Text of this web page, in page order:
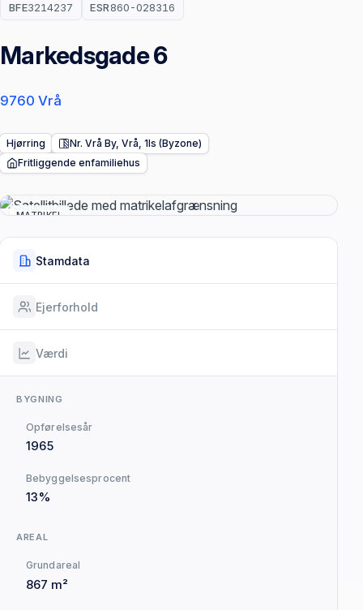
BFE3214237 ESR860-028316
Markedsgade 6
9760 Vrå
Hjørring
Nr. Vrå By, Vrå, 1ls (Byzone)
Fritliggende enfamiliehus
MATRIKEL
Stamdata
Ejerforhold
Værdi
BYGNING
Opførelsesår
1965
Bebyggelsesprocent
13%
AREAL
Grundareal
867 m²